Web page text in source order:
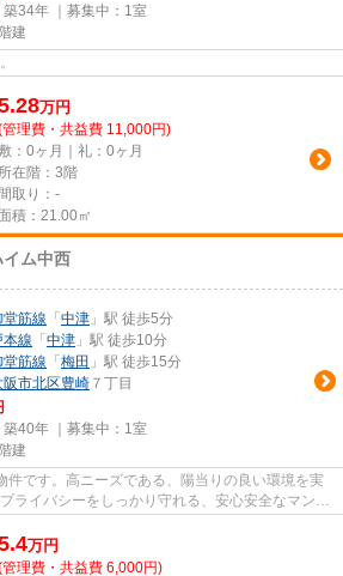
34年 ｜募集中： 1室
建
万円
管理費・共益費 11,000円)
敷：0ヶ月｜礼：0ヶ月
所在階：3階
間取り：-
積：21.00㎡
ム中西
筋線 「 中津 」駅 徒歩5分
本線 「 中津 」駅 徒歩10分
筋線 「 梅田 」駅 徒歩15分
阪市北区豊崎 ７丁目
40年 ｜募集中： 1室
建
件です。高ニーズである、陽当りの良い環境を実
ライバシーをしっかり守れる、安心安全なマンシ
万円
管理費・共益費 6,000円)